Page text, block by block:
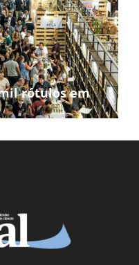
rótulos em